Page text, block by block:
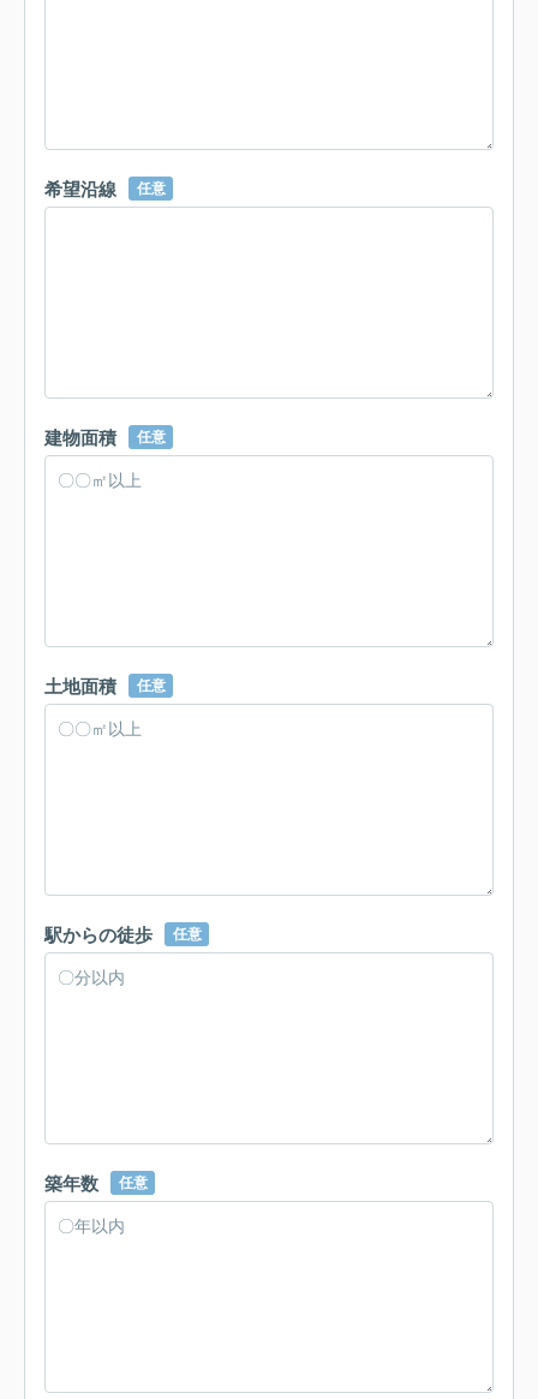
希望沿線 任意
建物面積 任意
土地面積 任意
駅からの徒歩 任意
築年数 任意